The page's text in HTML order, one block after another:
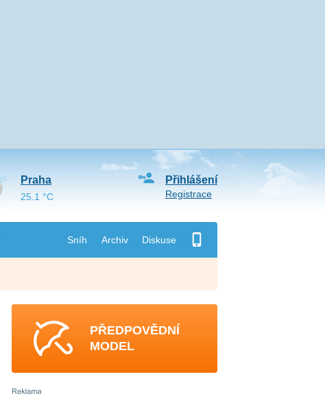
Sníh Archiv Diskuse
Přihlášení
Registrace
Praha
25.1 °C
PŘEDPOVĚDNÍ
MODEL